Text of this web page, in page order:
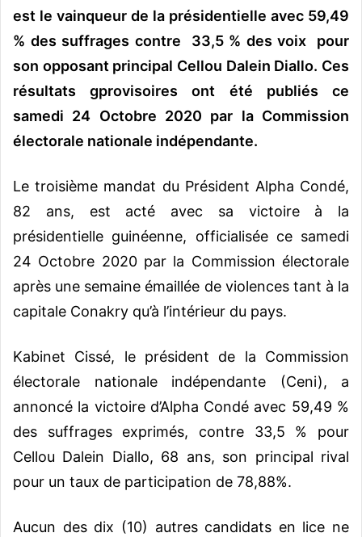
e
l
est le vainqueur de la présidentielle avec 59,49
% des suffrages contre 33,5 % des voix pour
son opposant principal Cellou Dalein Diallo. Ces
résultats gprovisoires ont été publiés ce
samedi 24 Octobre 2020 par la Commission
électorale nationale indépendante.
Le troisième mandat du Président Alpha Condé,
82 ans, est acté avec sa victoire à la
présidentielle guinéenne, officialisée ce samedi
24 Octobre 2020 par la Commission électorale
après une semaine émaillée de violences tant à la
capitale Conakry qu’à l’intérieur du pays.
Kabinet Cissé, le président de la Commission
électorale nationale indépendante (Ceni), a
annoncé la victoire d’Alpha Condé avec 59,49 %
des suffrages exprimés, contre 33,5 % pour
Cellou Dalein Diallo, 68 ans, son principal rival
pour un taux de participation de 78,88%.
Aucun des dix (10) autres candidats en lice ne